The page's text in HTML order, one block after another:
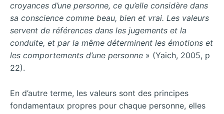
croyances d’une personne, ce qu’elle considère dans
sa conscience comme beau, bien et vrai. Les valeurs
servent de références dans les jugements et la
conduite, et par la même déterminent les émotions et
les comportements d’une personne » (Yaich, 2005, p
22).
En d’autre terme, les valeurs sont des principes
fondamentaux propres pour chaque personne, elles